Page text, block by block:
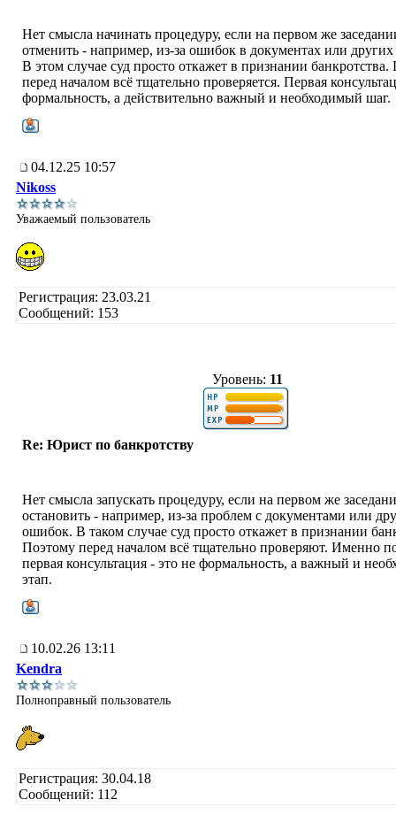
Нет смысла начинать процедуру, если на первом же
отменить - например, из-за ошибок в документах или других
В этом случае суд просто откажет в признании
перед началом всё тщательно проверяется. Первая
формальность, а действительно важный и необходимый шаг.
04.12.25 10:57
Nikoss
Уважаемый пользователь
Регистрация: 23.03.21
Сообщений: 153
Уровень: 11
Re: Юрист по банкротству
Нет смысла запускать процедуру, если на первом же
остановить - например, из-за проблем с документами или
ошибок. В таком случае суд просто откажет в признании
Поэтому перед началом всё тщательно проверяют. Именно
первая консультация - это не формальность, а важный и
этап.
10.02.26 13:11
Kendra
Полноправный пользователь
Регистрация: 30.04.18
Сообщений: 112